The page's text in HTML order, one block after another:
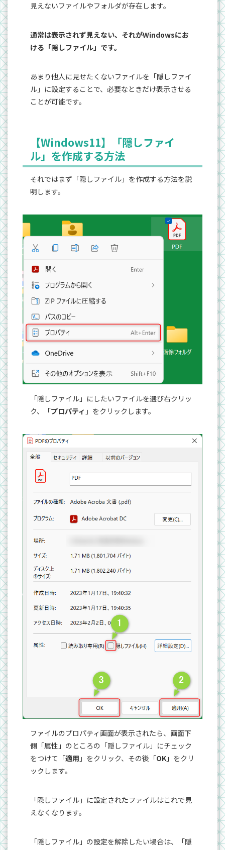
見えないファイルやフォルダが存在します。
通常は表示されず見えない、それがWindowsにお
ける「隠しファイル」です。
あまり他人に見せたくないファイルを「隠しファイ
ル」に設定することで、必要なときだけ表示させる
ことが可能です。
【Windows11】「隠しファイ
ル」を作成する方法
それではまず「隠しファイル」を作成する方法を説
明します。
「隠しファイル」にしたいファイルを選び右クリッ
ク、「プロパティ 」をクリックします。
ファイルのプロパティ画面が表示されたら、画面下
側「属性」のところの「隠しファイル」にチェック
をつけて「適用 」をクリック、その後「OK」をクリ
ックします。
「隠しファイル」に設定されたファイルはこれで見
えなくなります。
「隠しファイル」の設定を解除したい場合は、「隠